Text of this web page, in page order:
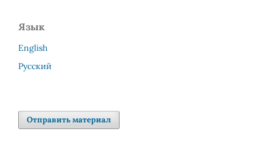
Язык
English
Русский
Отправить материал